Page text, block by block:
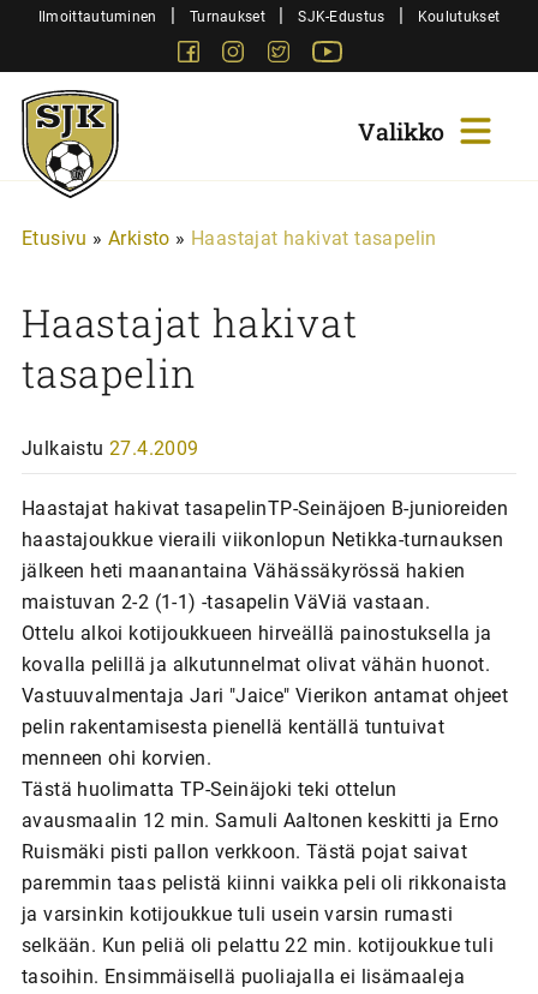
SiirryIlmoittautuminen | Turnaukset | SJK-Edustus | Koulutukset
FacebookInstagram
Twitter
Sjk-
Juniorit
Etusivu » Arkisto » Haastajat hakivat tasapelin
Haastajat hakivat
tasapelin
Julkaistu 27.4.2009
Haastajat hakivat tasapelinTP-Seinäjoen B-junioreiden
haastajoukkue vieraili viikonlopun Netikka-turnauksen
jälkeen heti maanantaina Vähässäkyrössä hakien
maistuvan 2-2 (1-1) -tasapelin VäViä vastaan.
Ottelu alkoi kotijoukkueen hirveällä painostuksella ja
kovalla pelillä ja alkutunnelmat olivat vähän huonot.
Vastuuvalmentaja Jari "Jaice" Vierikon antamat ohjeet
pelin rakentamisesta pienellä kentällä tuntuivat
menneen ohi korvien.
Tästä huolimatta TP-Seinäjoki teki ottelun
avausmaalin 12 min. Samuli Aaltonen keskitti ja Erno
Ruismäki pisti pallon verkkoon. Tästä pojat saivat
paremmin taas pelistä kiinni vaikka peli oli rikkonaista
ja varsinkin kotijoukkue tuli usein varsin rumasti
selkään. Kun peliä oli pelattu 22 min. kotijoukkue tuli
tasoihin. Ensimmäisellä puoliajalla ei lisämaaleja